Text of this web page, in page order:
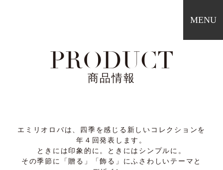
MENU
PRODUCT
商品情報
エミリオロバは、 四季を感じる 新しいコレクションを
年４回発表します。
ときには印象的に。
ときにはシンプルに。
その季節に
「贈る」「飾る」にふさわしいテーマと